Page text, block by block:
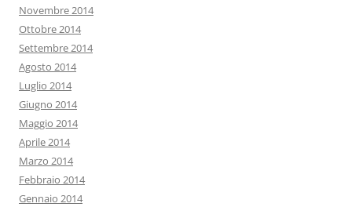
Novembre 2014
Ottobre 2014
Settembre 2014
Agosto 2014
Luglio 2014
Giugno 2014
Maggio 2014
Aprile 2014
Marzo 2014
Febbraio 2014
Gennaio 2014